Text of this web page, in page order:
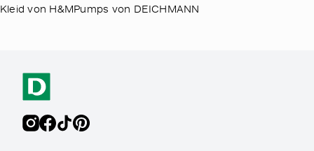
Kleid von H&MPumps von DEICHMANN